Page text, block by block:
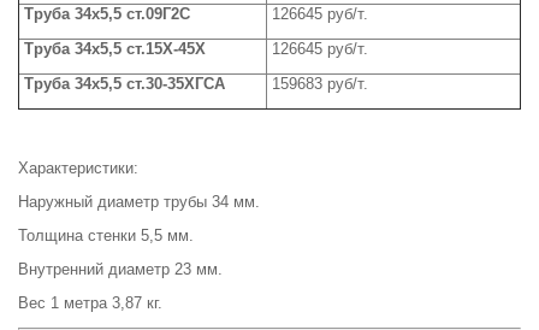
Труба 34х5,5 ст.09Г2С
126645 руб/т.
Труба 34х5,5 ст.15Х-45Х 126645 руб/т.
Труба 34х5,5 ст.30-35ХГСА 159683 руб/т.
Характеристики:
Наружный диаметр трубы 34 мм.
Толщина стенки 5,5 мм.
Внутренний диаметр 23 мм.
Вес 1 метра 3,87 кг.